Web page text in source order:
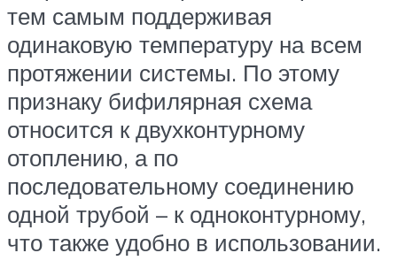
тем самым поддерживая
одинаковую температуру на всем
протяжении системы. По этому
признаку бифилярная схема
относится к двухконтурному
отоплению, а по
последовательному соединению
одной трубой – к одноконтурному,
что также удобно в использовании.